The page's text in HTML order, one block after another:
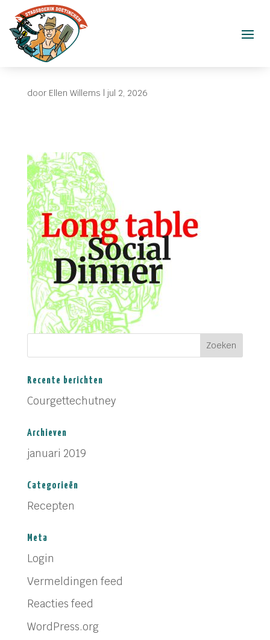
door Ellen Willems | jul 2, 2026
Recente berichten
Courgettechutney
Archieven
januari 2019
Categorieën
Recepten
Meta
Login
Vermeldingen feed
Reacties feed
WordPress.org